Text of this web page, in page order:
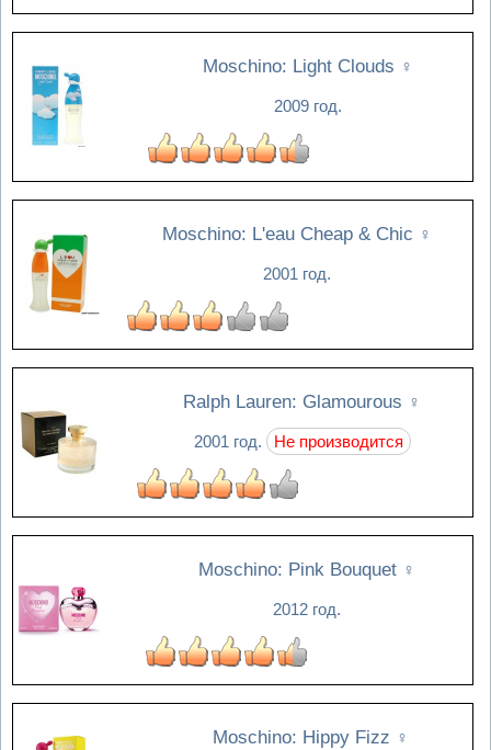
Moschino: Light Clouds ♀
2009 год.
Moschino: L'eau Cheap & Chic ♀
2001 год.
Ralph Lauren: Glamourous ♀
2001 год. Не производится
Moschino: Pink Bouquet ♀
2012 год.
Moschino: Hippy Fizz ♀